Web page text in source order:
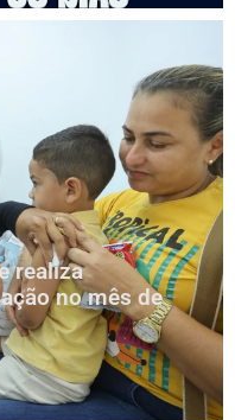
realiza
no mês de